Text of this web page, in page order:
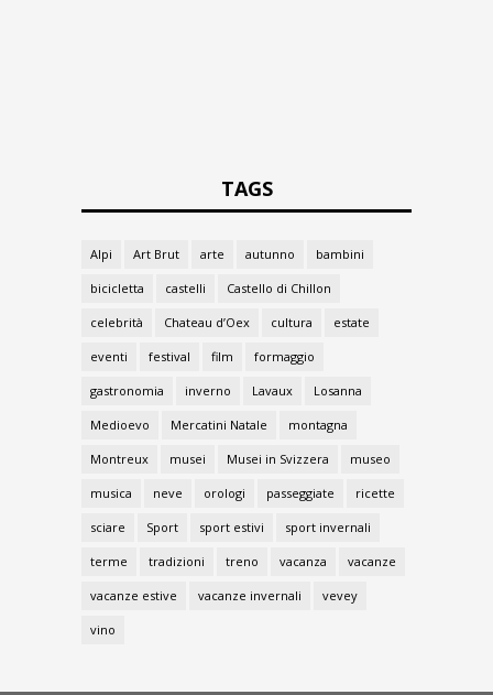
TAGS
Alpi Art Brut arte autunno bambini
bicicletta castelli Castello di Chillon
celebrità Chateau d’Oex cultura estate
eventi festival film formaggio
gastronomia inverno Lavaux Losanna
Medioevo Mercatini Natale montagna
Montreux musei Musei in Svizzera museo
musica neve orologi passeggiate ricette
sciare Sport sport estivi sport invernali
terme tradizioni treno vacanza vacanze
vacanze estive vacanze invernali vevey
vino